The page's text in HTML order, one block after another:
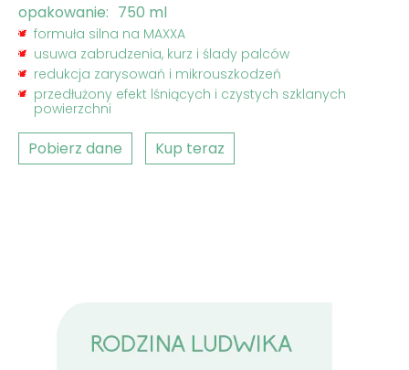
opakowanie: 750 ml
formuła silna na MAXXA
usuwa zabrudzenia, kurz i ślady palców
redukcja zarysowań i mikrouszkodzeń
przedłużony efekt lśniących i czystych szklanych
powierzchni
Pobierz dane Kup teraz